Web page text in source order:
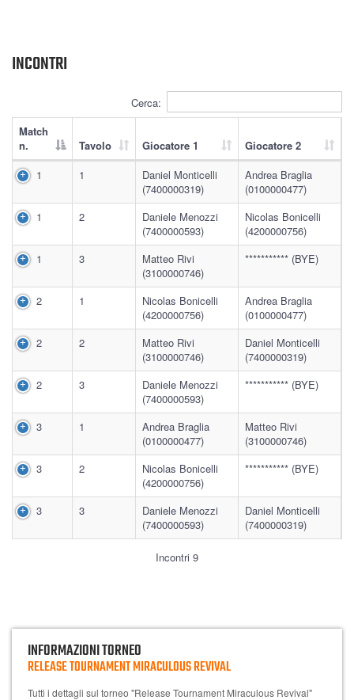
INCONTRI
Cerca:
Match
n.
Tavolo Giocatore 1
Giocatore 2
1
1
Daniel Monticelli
(7400000319)
Andrea Braglia
(0100000477)
1
2
Daniele Menozzi
(7400000593)
Nicolas Bonicelli
(4200000756)
1
3
Matteo Rivi
(3100000746)
*********** (BYE)
2 1
Nicolas Bonicelli
(4200000756)
Andrea Braglia
(0100000477)
2
2
Matteo Rivi
(3100000746)
Daniel Monticelli
(7400000319)
2
3
Daniele Menozzi
(7400000593)
*********** (BYE)
3 1
Andrea Braglia
(0100000477)
Matteo Rivi
(3100000746)
3
2
Nicolas Bonicelli
(4200000756)
*********** (BYE)
3 3
Daniele Menozzi
(7400000593)
Daniel Monticelli
(7400000319)
Incontri 9
INFORMAZIONI TORNEO
RELEASE TOURNAMENT MIRACULOUS REVIVAL
Tutti i dettagli sul torneo "Release Tournament Miraculous Revival"